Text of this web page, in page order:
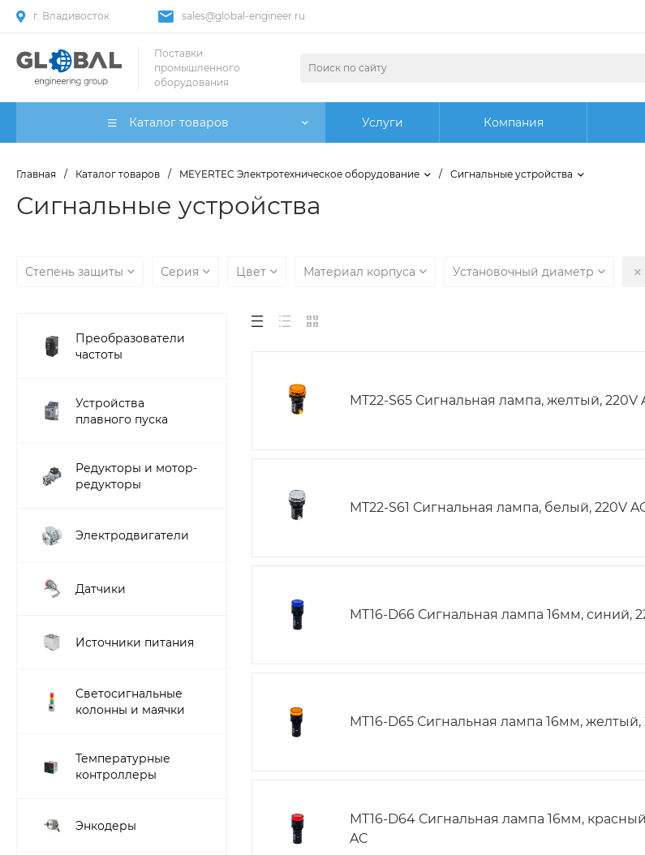
г. Владивосток sales@global-engineer.ru
Поставки
промышленного
оборудования
Каталог товаров Услуги Компания
Главная / Каталог товаров / MEYERTEC Электротехническое оборудование / Сигнальные устройства
Сигнальные устройства
Степень защиты Серия Цвет Материал корпуса Установочный диаметр
Преобразователи
частоты
Устройства
плавного пуска
Редукторы и мотор-
редукторы
Электродвигатели
Датчики
Источники питания
Светосигнальные
колонны и маячки
Температурные
контроллеры
Энкодеры
MT22-S65 Сигнальная лампа, желтый, 220V
MT22-S61 Сигнальная лампа, белый, 220V
MT16-D66 Сигнальная лампа 16мм, синий,
MT16-D65 Сигнальная лампа 16мм, желтый,
MT16-D64 Сигнальная лампа 16мм,
AC